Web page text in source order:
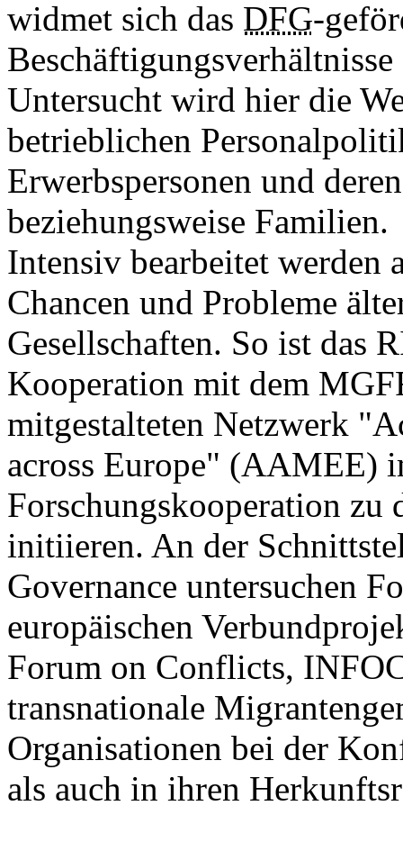
widmet sich das DFG-
Untersucht wird hier die
betrieblichen
Erwerbspersonen und
beziehungsweise Familien.
Intensiv bearbeitet werden
Chancen und Probleme
Gesellschaften. So ist das
Kooperation mit dem
mitgestalteten Netzwerk
across Europe" (AAMEE)
Forschungskooperation zu
initiieren. An der
Governance untersuchen
europäischen
Forum on Conflicts,
transnationale
Organisationen bei der
als auch in ihren